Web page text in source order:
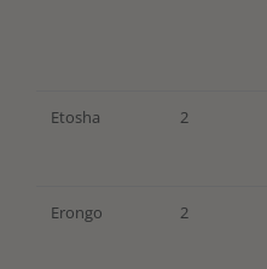
Etosha 2
Erongo 2